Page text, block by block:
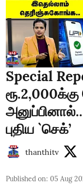
Special
புதிய `செக்’
thanthitv
Published on: 05 Aug